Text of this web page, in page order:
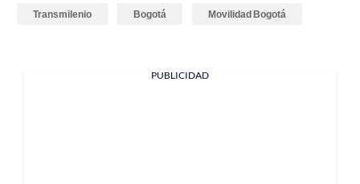
Transmilenio Bogotá Movilidad Bogotá
PUBLICIDAD